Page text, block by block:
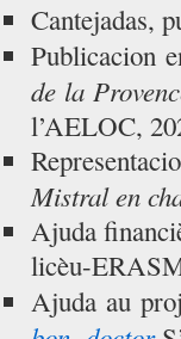
Cantejadas,
Publicacion
de la
l’AELOC,
Mistral en
Ajuda
licèu-
Ajuda au